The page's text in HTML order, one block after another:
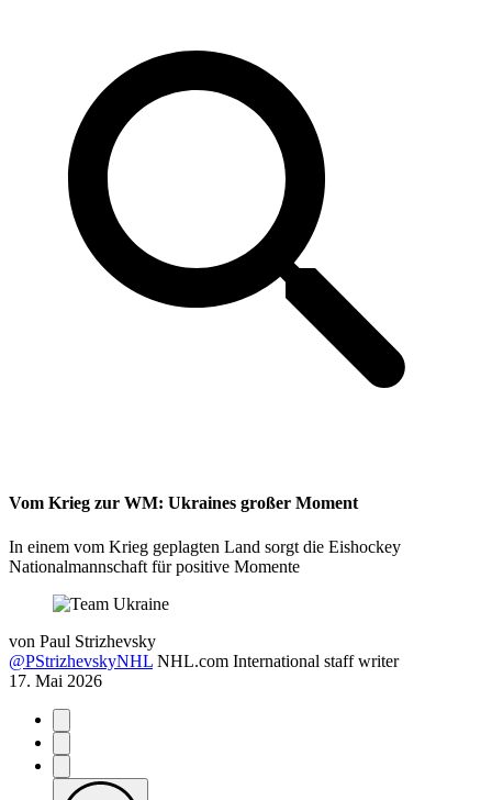
Vom Krieg zur WM: Ukraines großer Moment
In einem vom Krieg geplagten Land sorgt die Eishockey
Nationalmannschaft für positive Momente
von Paul Strizhevsky
@PStrizhevskyNHL NHL.com International staff writer
17. Mai 2026